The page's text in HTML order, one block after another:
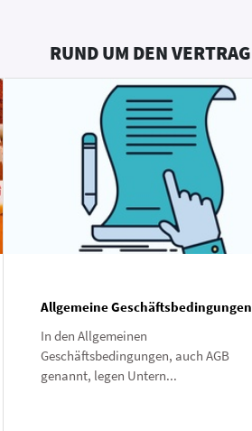
RUND UM DEN VERTRAG
Allgemeine Geschäftsbedingungen
In den Allgemeinen
Geschäftsbedingungen, auch AGB
genannt, legen Untern...